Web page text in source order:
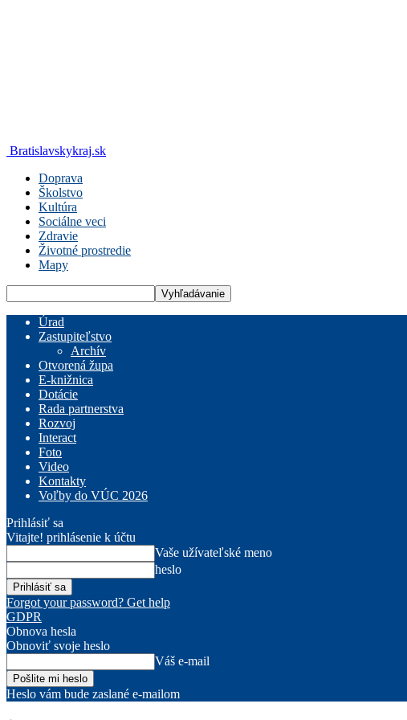
Bratislavskykraj.sk
Doprava
Školstvo
Kultúra
Sociálne veci
Zdravie
Životné prostredie
Mapy
Úrad
Zastupiteľstvo
Archív
Otvorená župa
E-knižnica
Dotácie
Rada partnerstva
Rozvoj
Interact
Foto
Video
Kontakty
Voľby do VÚC 2026
Prihlásiť sa
Vitajte! prihlásenie k účtu
Vaše užívateľské meno
heslo
Forgot your password? Get help
GDPR
Obnova hesla
Obnoviť svoje heslo
Váš e-mail
Heslo vám bude zaslané e-mailom